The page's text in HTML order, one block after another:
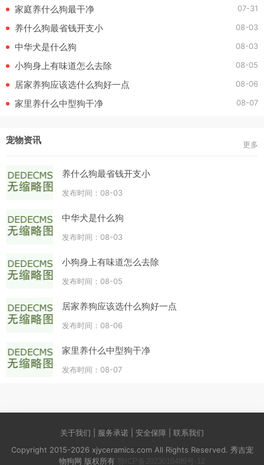
家庭养什么狗最干净 07-31
养什么狗最省钱开支小 08-03
中华犬是什么狗 08-03
小狗身上有味道怎么去除 08-05
居家养狗应该选什么狗好一点 08-06
家里养什么中型狗干净 08-07
宠物资讯 更多
养什么狗最省钱开支小
发布时间：08-03
中华犬是什么狗
发布时间：08-03
小狗身上有味道怎么去除
发布时间：08-05
居家养狗应该选什么狗好一点
发布时间：08-06
家里养什么中型狗干净
发布时间：08-07
关于我们 | 服务承诺 | 安全保障 | 联系我们
Copyright 2015-2026 xjyceramics.com All Rights Reserved. 秀吉宠
物狗网 版权所有
鄂ICP备2023018499号-12